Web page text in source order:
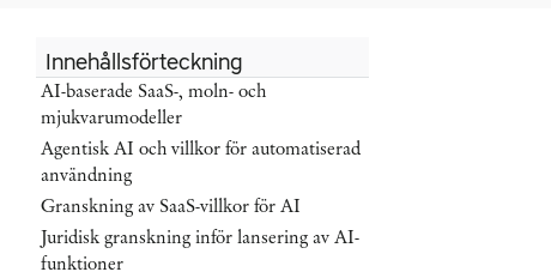
Innehållsförteckning
AI-baserade SaaS-, moln- och
mjukvarumodeller
Agentisk AI och villkor för automatiserad
användning
Granskning av SaaS-villkor för AI
Juridisk granskning inför lansering av AI-
funktioner